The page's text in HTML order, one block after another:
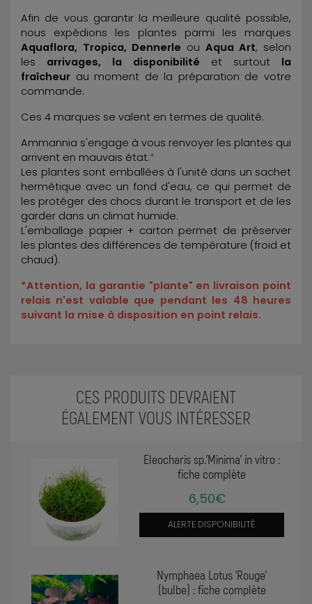
Afin de vous garantir la meilleure qualité possible,
nous expédions les plantes parmi les marques
Aquaflora, Tropica, Dennerle ou Aqua Art, selon
les arrivages, la disponibilité et surtout la
fraîcheur au moment de la préparation de votre
commande.
Ces 4 marques se valent en termes de qualité.
Ammannia s'engage à vous renvoyer les plantes qui
arrivent en mauvais état.*
Les plantes sont emballées à l'unité dans un sachet
hermétique avec un fond d'eau, ce qui permet de
les protéger des chocs durant le transport et de les
garder dans un climat humide.
L'emballage papier + carton permet de préserver
les plantes des différences de température (froid et
chaud).
*Attention, la garantie "plante" en livraison point
relais n'est valable que pendant les 48 heures
suivant la mise à disposition en point relais.
CES PRODUITS DEVRAIENT
ÉGALEMENT VOUS INTÉRESSER
Eleocharis sp.'Minima' in vitro :
fiche complète
6,50€
ALERTE DISPONIBILITÉ
Nymphaea Lotus 'Rouge'
(bulbe) : fiche complète